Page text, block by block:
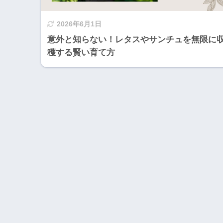
2026年6月1日
意外と知らない！レタスやサンチュを無限に
穫する賢い育て方